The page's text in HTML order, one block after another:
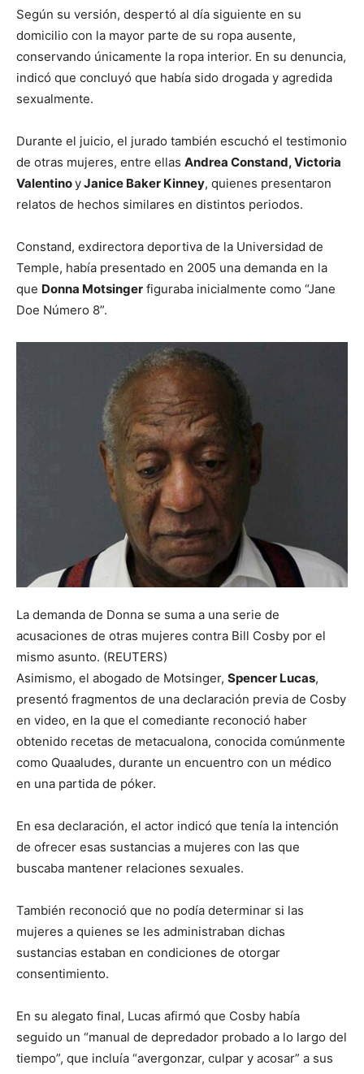
Según su versión, despertó al día siguiente en su
domicilio con la mayor parte de su ropa ausente,
conservando únicamente la ropa interior. En su denuncia,
indicó que concluyó que había sido drogada y agredida
sexualmente.
Durante el juicio, el jurado también escuchó el testimonio
de otras mujeres, entre ellas Andrea Constand, Victoria
ValentinoyJanice Baker Kinney, quienes presentaron
relatos de hechos similares en distintos periodos.
Constand, exdirectora deportiva de la Universidad de
Temple, había presentado en 2005 una demanda en la
que Donna Motsinger figuraba inicialmente como “Jane
Doe Número 8”.
La demanda de Donna se suma a una serie de
acusaciones de otras mujeres contra Bill Cosby por el
mismo asunto. (REUTERS)
Asimismo, el abogado de Motsinger, Spencer Lucas,
presentó fragmentos de una declaración previa de Cosby
en video, en la que el comediante reconoció haber
obtenido recetas de metacualona, conocida comúnmente
como Quaaludes, durante un encuentro con un médico
en una partida de póker.
En esa declaración, el actor indicó que tenía la intención
de ofrecer esas sustancias a mujeres con las que
buscaba mantener relaciones sexuales.
También reconoció que no podía determinar si las
mujeres a quienes se les administraban dichas
sustancias estaban en condiciones de otorgar
consentimiento.
En su alegato final, Lucas afirmó que Cosby había
seguido un “manual de depredador probado a lo largo del
tiempo”, que incluía “avergonzar, culpar y acosar” a sus